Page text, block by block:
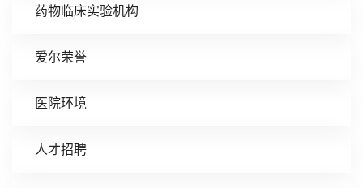
药物临床实验机构
爱尔荣誉
医院环境
人才招聘